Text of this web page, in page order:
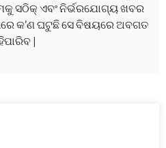
ସଠିକ୍ ଏବଂ ନିର୍ଭରଯୋଗ୍ୟ ଖବର
କ’ଣ ଘଟୁଛି ସେ ବିଷୟରେ ଅବଗତ
|